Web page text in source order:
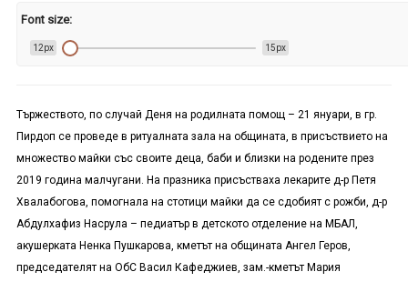
Font size:
12px 15px
Тържеството, по случай Деня на родилната помощ – 21 януари, в гр.
Пирдоп се проведе в ритуалната зала на общината, в присъствието на
множество майки със своите деца, баби и близки на родените през
2019 година малчугани. На празника присъстваха лекарите д-р Петя
Хвалабогова, помогнала на стотици майки да се сдобият с рожби, д-р
Абдулхафиз Насрула – педиатър в детското отделение на МБАЛ,
акушерката Ненка Пушкарова, кметът на общината Ангел Геров,
председателят на ОбС Васил Кафеджиев, зам.-кметът Мария